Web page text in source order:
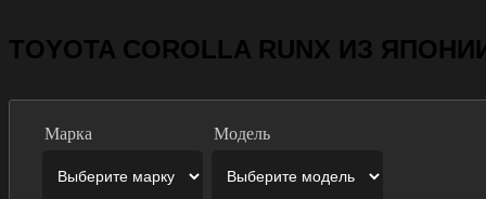
TOYOTA COROLLA RUNX ИЗ
Марка Модель